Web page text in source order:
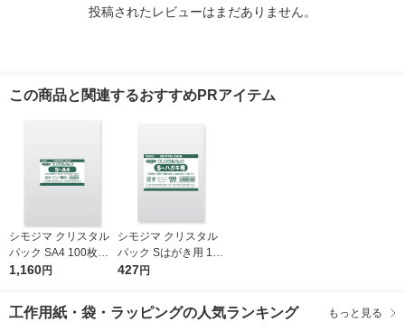
投稿されたレビューはまだありません。
この商品と関連するおすすめPRアイテム
シモジマ クリスタル
パック SA4 100枚入 6
739200 1袋(100枚入)
1,160円
シモジマ クリスタル
パック Sはがき用 100
枚入 6751700 1袋(10
427円
工作用紙・袋・ラッピングの人気ランキング もっと見る